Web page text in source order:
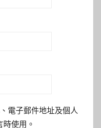
電子郵件地址及個人
使用。